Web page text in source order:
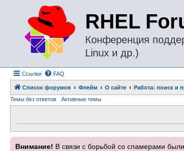
RHEL
Конференция
Linux и др.)
Ссылки FAQ
Список форумов Флейм О сайте
Работа: поиск и
Темы без ответов
Активные темы
Внимание! В связи с борьбой со спамерами